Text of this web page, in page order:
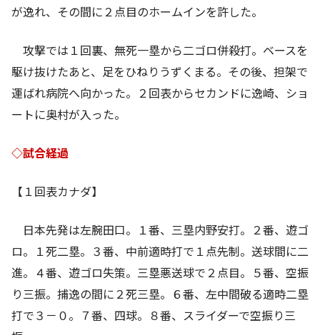
が逸れ、その間に２点目のホームインを許した。
攻撃では１回裏、無死一塁から二ゴロ併殺打。ベースを
駆け抜けたあと、足をひねりうずくまる。その後、担架で
運ばれ病院へ向かった。２回表からセカンドに逸崎、ショ
ートに奥村が入った。
◇試合経過
【１回表カナダ】
日本先発は左腕田口。１番、三塁内野安打。２番、遊ゴ
ロ。１死二塁。３番、中前適時打で１点先制。送球間に二
進。４番、遊ゴロ失策。三塁悪送球で２点目。５番、空振
り三振。捕逸の間に２死三塁。６番、左中間破る適時二塁
打で３－０。７番、四球。８番、スライダーで空振り三